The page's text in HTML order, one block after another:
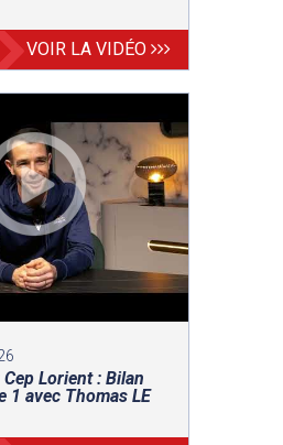
VOIR LA VIDÉO
Lorient : Bilan
1 avec Thomas LE